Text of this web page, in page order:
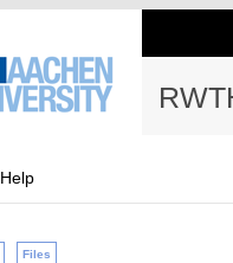
Help
Files